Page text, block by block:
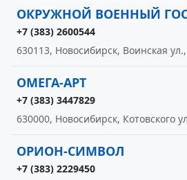
ОКРУЖНОЙ ВОЕННЫЙ
+7 (383) 2600544
630113, Новосибирск, Воинская
ОМЕГА-АРТ
+7 (383) 3447829
630000, Новосибирск, Котовского
ОРИОН-СИМВОЛ
+7 (383) 2229450